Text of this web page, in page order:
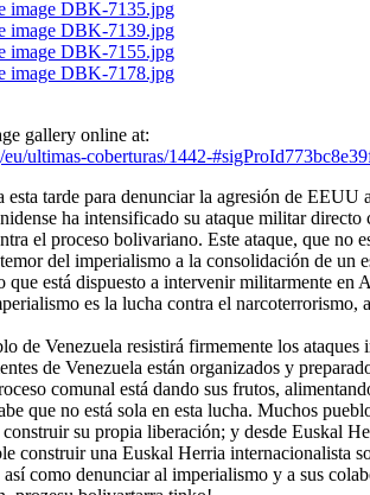
gallery online at:
ultimas-coberturas/1442-
esta tarde para denunciar la agresión de EEUU
ha intensificado su ataque militar
el proceso bolivariano. Este ataque, que
del imperialismo a la consolidación de
está dispuesto a intervenir militarmente
es la lucha contra el
de Venezuela resistirá firmemente los
de Venezuela están organizados y
comunal está dando sus frutos,
que no está sola en esta lucha. Muchos
su propia liberación; y desde Euskal
construir una Euskal Herria internacionalista
como denunciar al imperialismo y a sus